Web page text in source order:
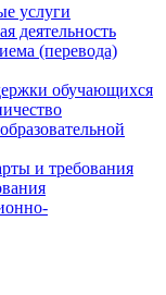
услуги
деятельность
(перевода)
обучающихся
и требования